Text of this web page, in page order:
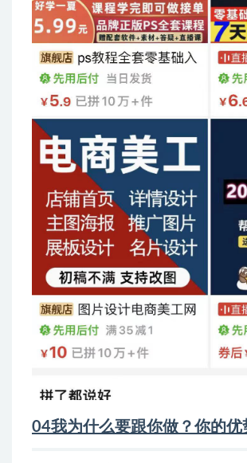
04我为什么要跟你做？你的优